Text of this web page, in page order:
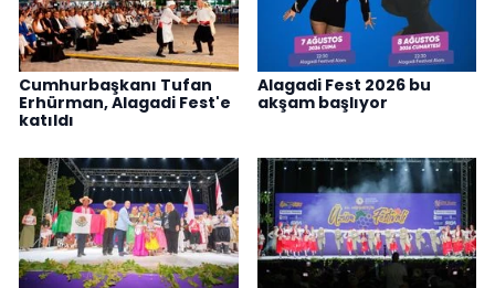
Cumhurbaşkanı Tufan
Erhürman, Alagadi Fest'e
katıldı
Alagadi Fest 2026 bu
akşam başlıyor